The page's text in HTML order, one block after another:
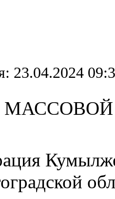
23.04.2024